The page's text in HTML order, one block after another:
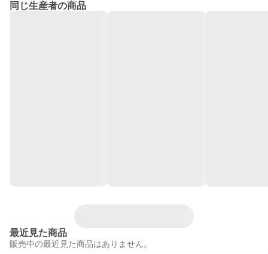
同じ生産者の商品
最近見た商品
販売中の最近見た商品はありません。